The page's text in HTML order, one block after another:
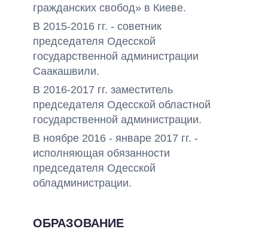
гражданских свобод» в Киеве.
В 2015-2016 гг. - советник
председателя Одесской
государственной администрации
Саакашвили.
В 2016-2017 гг. заместитель
председателя Одесской областной
государственной администрации.
В ноябре 2016 - январе 2017 гг. -
исполняющая обязанности
председателя Одесской
обладминистрации.
ОБРАЗОВАНИЕ